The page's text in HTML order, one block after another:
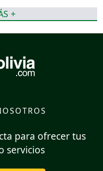
+
para ofrecer tus
servicios